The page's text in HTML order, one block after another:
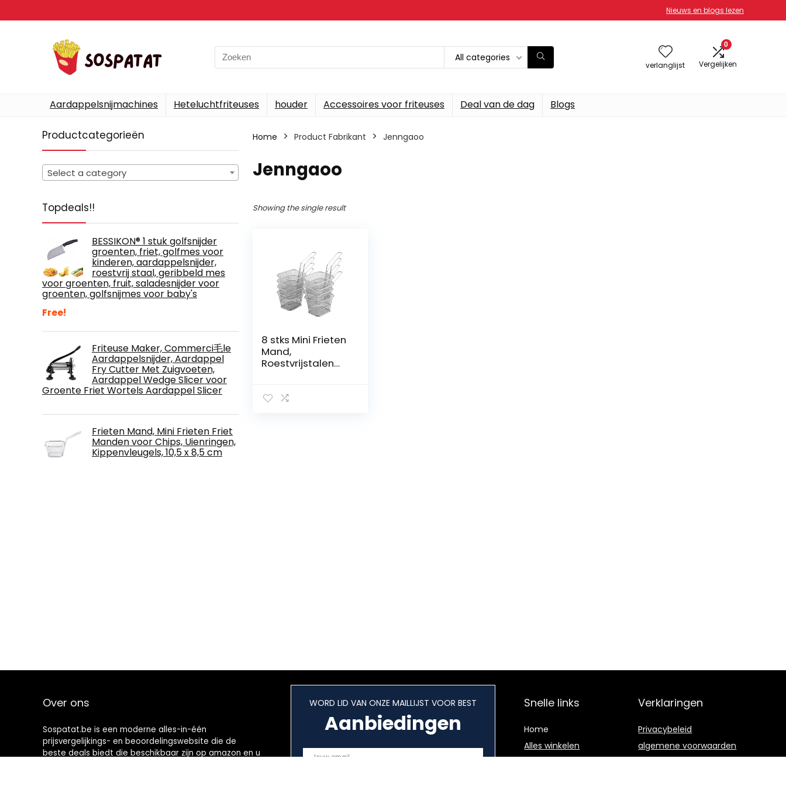
Nieuws en blogs lezen
Search
for:
All categories
verlanglijst
0
Vergelijken
Aardappelsnijmachines Heteluchtfriteuses houder Accessoires voor friteuses Deal van de dag Blogs
Productcategorieën
Select a category
Topdeals!!
BESSIKON® 1 stuk golfsnijder
groenten, friet, golfmes voor
kinderen, aardappelsnijder,
roestvrij staal, geribbeld mes
voor groenten, fruit, saladesnijder voor
groenten, golfsnijmes voor baby's
Free!
Friteuse Maker, Commerci毛le
Aardappelsnijder, Aardappel
Fry Cutter Met Zuigvoeten,
Aardappel Wedge Slicer voor
Groente Friet Wortels Aardappel Slicer
Frieten Mand, Mini Frieten Friet
Manden voor Chips, Uienringen,
Kippenvleugels, 10,5 x 8,5 cm
Home Product Fabrikant ‎Jenngaoo
‎Jenngaoo
Showing the single result
8 stks Mini Frieten
Mand,
Roestvrijstalen
Netto Zeef
Over ons
Sospatat.be is een moderne alles-in-één
prijsvergelijkings- en beoordelingswebsite die de
beste deals biedt die beschikbaar zijn op amazon en u
WORD LID VAN ONZE MAILLIJST VOOR BEST
Aanbiedingen
Snelle links
Home
Alles winkelen
Verklaringen
Privacybeleid
algemene voorwaarden